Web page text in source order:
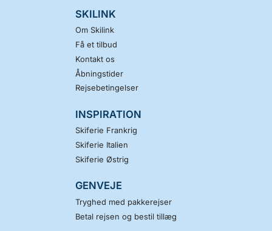
SKILINK
Om Skilink
Få et tilbud
Kontakt os
Åbningstider
Rejsebetingelser
INSPIRATION
Skiferie Frankrig
Skiferie Italien
Skiferie Østrig
GENVEJE
Tryghed med pakkerejser
Betal rejsen og bestil tillæg